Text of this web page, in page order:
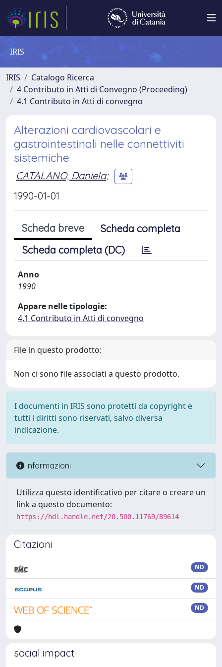
IRIS
IRIS
Catalogo Ricerca
4 Contributo in Atti di Convegno (Proceeding)
4.1 Contributo in Atti di convegno
Alterazioni cardiovascolari e
gastrointestinali nelle connettiviti
sistemiche
CATALANO, Daniela;
1990-01-01
Scheda breve
Scheda completa
Scheda completa (DC)
Anno
1990
Appare nelle tipologie:
4.1 Contributo in Atti di convegno
File in questo prodotto:
Non ci sono file associati a questo prodotto.
I documenti in IRIS sono protetti da copyright e
tutti i diritti sono riservati, salvo diversa
indicazione.
Informazioni
Utilizza questo identificativo per citare o creare un
link a questo documento:
https://hdl.handle.net/20.500.11769/89614
Citazioni
ND
ND
ND
social impact